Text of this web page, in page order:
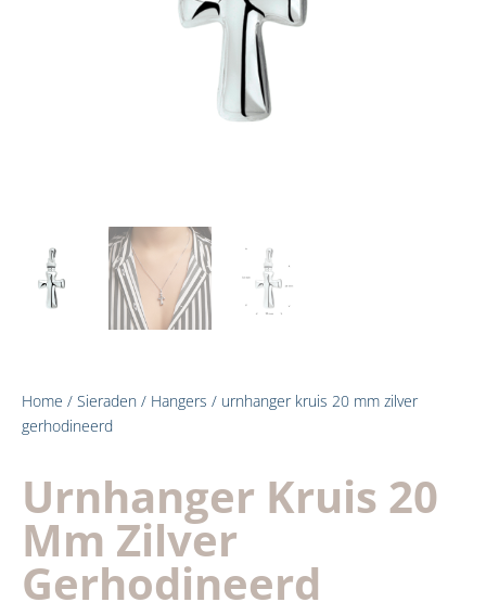
Home / Sieraden / Hangers / urnhanger kruis 20 mm zilver
gerhodineerd
Urnhanger Kruis 20
Mm Zilver
Gerhodineerd